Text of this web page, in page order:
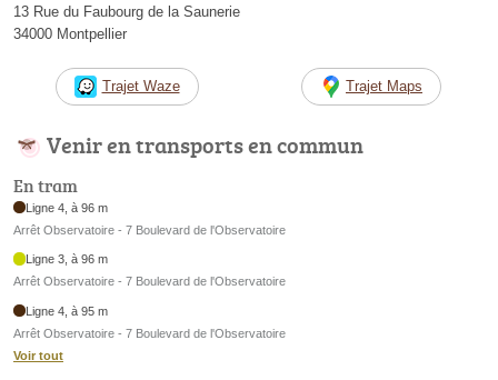
13 Rue du Faubourg de la Saunerie
34000 Montpellier
Trajet Waze Trajet Maps
Venir en transports en commun
En tram
Ligne 4, à 96 m
Arrêt Observatoire - 7 Boulevard de l'Observatoire
Ligne 3, à 96 m
Arrêt Observatoire - 7 Boulevard de l'Observatoire
Ligne 4, à 95 m
Arrêt Observatoire - 7 Boulevard de l'Observatoire
Voir tout